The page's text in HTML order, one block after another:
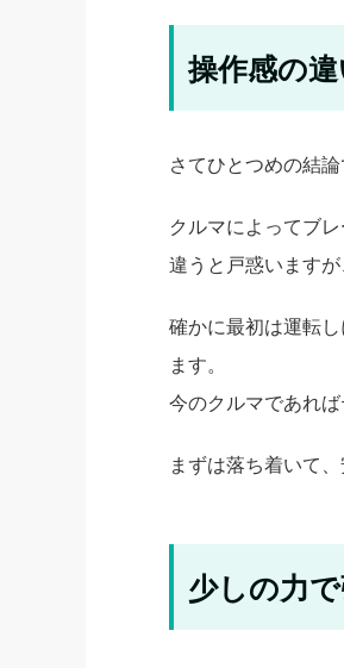
操作感の
さてひとつめの結論
クルマによってブ
違うと戸惑います
確かに最初は運転
ます。
今のクルマであれ
まずは落ち着いて
少しの力